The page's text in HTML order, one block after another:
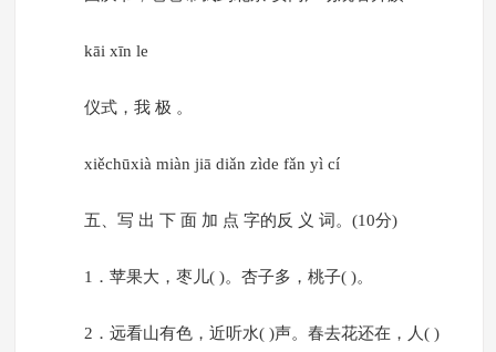
kāi xīn le
仪式，我 极 。
xiěchūxià miàn jiā diǎn zìde fǎn yì cí
五、写 出 下 面 加 点 字的反 义 词。(10分)
1．苹果大，枣儿( )。杏子多，桃子( )。
2．远看山有色，近听水( )声。春去花还在，人( )